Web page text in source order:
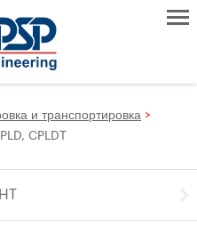
и транспортировка >
CPLDT